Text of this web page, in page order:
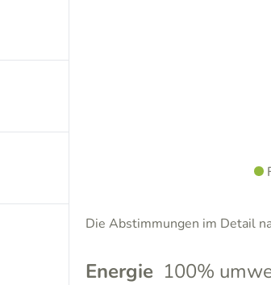
Die Abstimmungen im Detail
Energie 100%